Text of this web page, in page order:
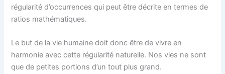
régularité d’occurrences qui peut être décrite en termes de
ratios mathématiques.
Le but de la vie humaine doit donc être de vivre en
harmonie avec cette régularité naturelle. Nos vies ne sont
que de petites portions d’un tout plus grand.